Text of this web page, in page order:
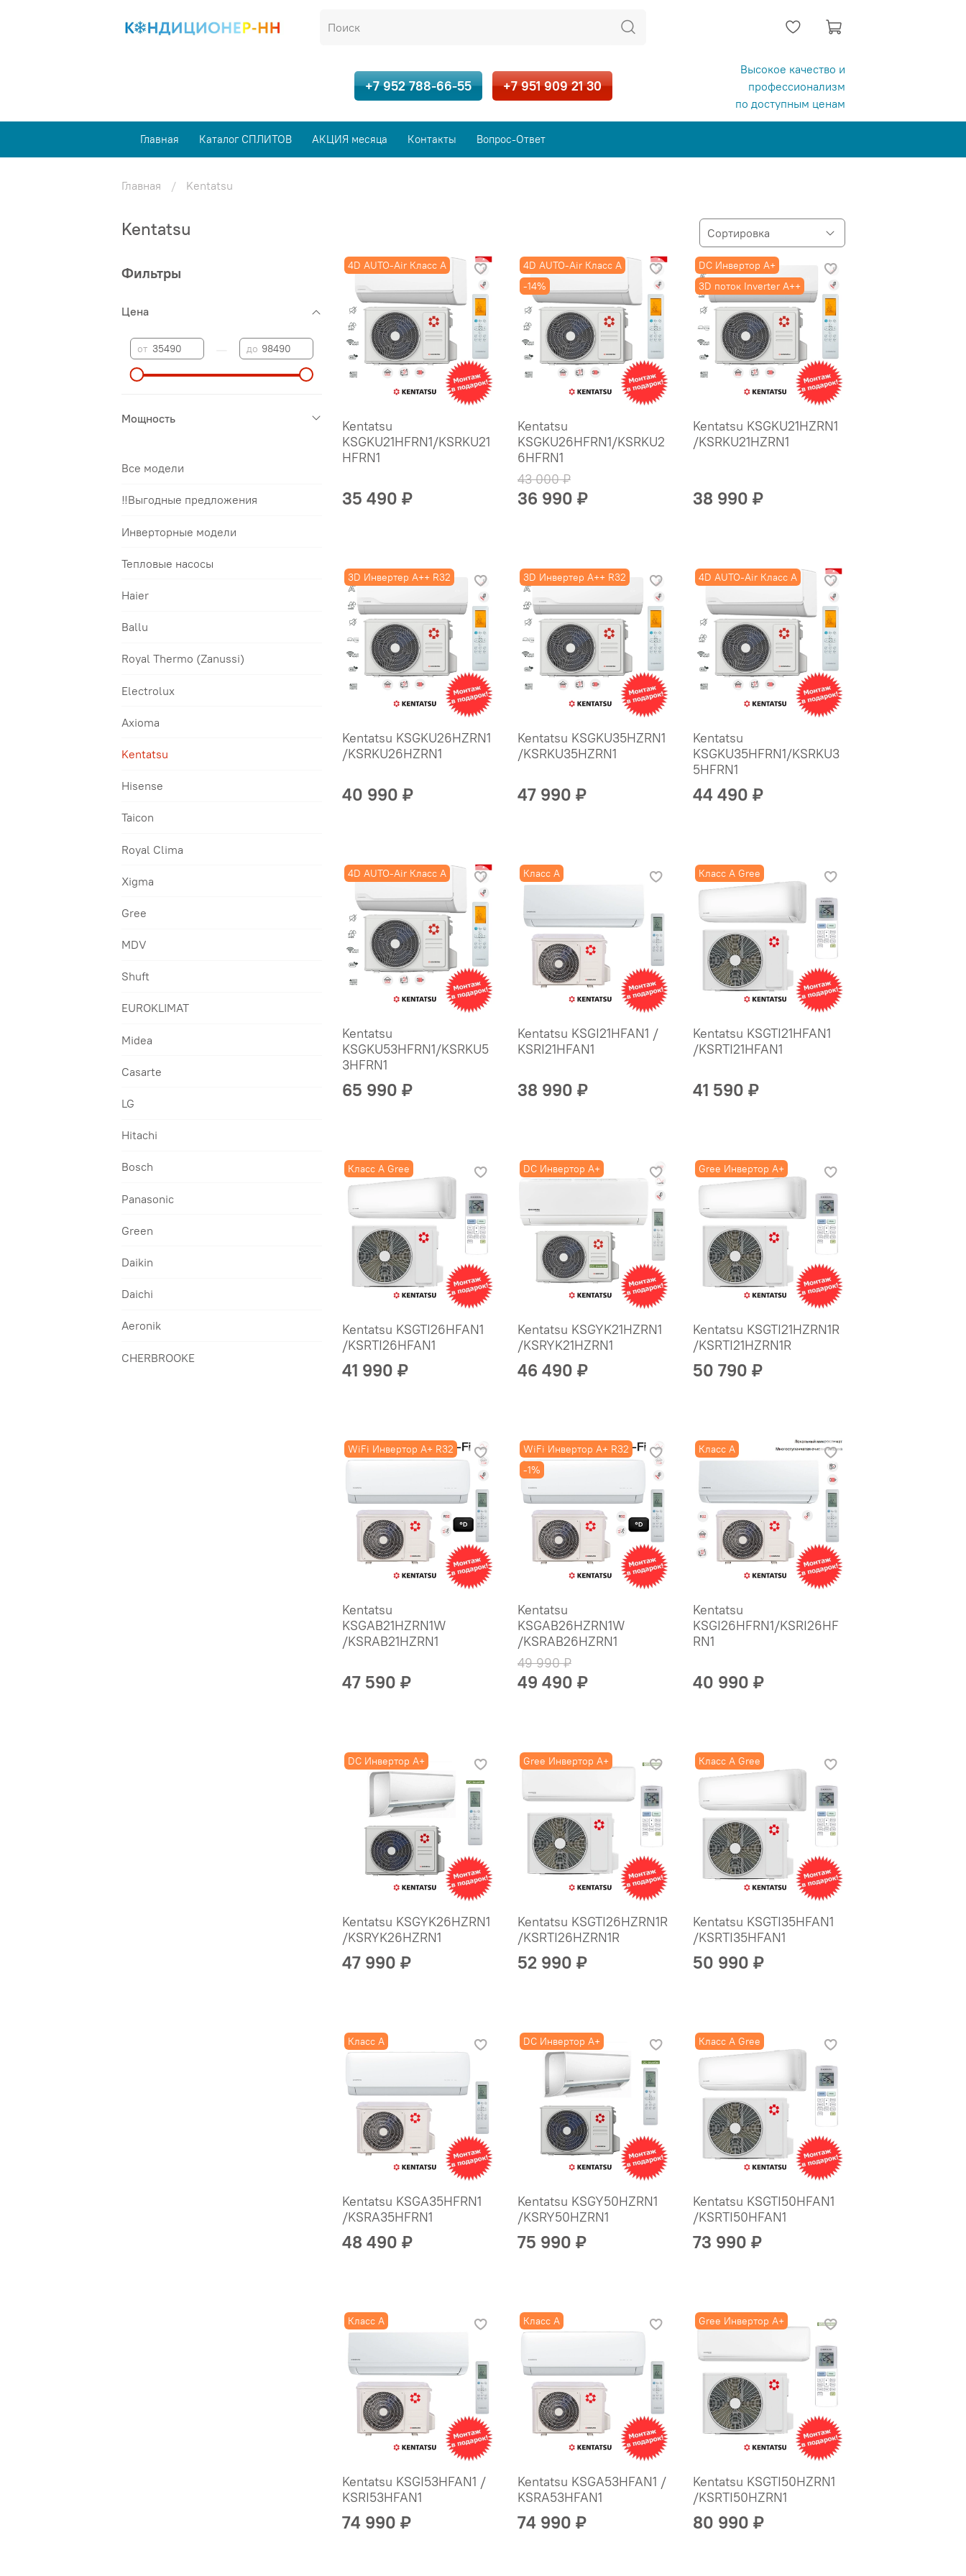
+7 952 788-66-55 +7 951 909 21 30
Высокое качество и
профессионализм
по доступным ценам
Главная Каталог СПЛИТОВ АКЦИЯ месяца Контакты Вопрос-Ответ
Главная Kentatsu
Kentatsu
4D AUTO-Air Класс А
Kentatsu
KSGKU21HFRN1/KSRKU21
HFRN1
35 490 ₽
4D AUTO-Air Класс А
-14%
Kentatsu
KSGKU26HFRN1/KSRKU2
6HFRN1
43 000 ₽
36 990 ₽
DC Инвертор A+
3D поток Inverter А++
Kentatsu KSGKU21HZRN1
/KSRKU21HZRN1
38 990 ₽
3D Инвертер A++ R32
Kentatsu KSGKU26HZRN1
/KSRKU26HZRN1
40 990 ₽
3D Инвертер A++ R32
Kentatsu KSGKU35HZRN1
/KSRKU35HZRN1
47 990 ₽
4D AUTO-Air Класс А
Kentatsu
KSGKU35HFRN1/KSRKU3
5HFRN1
44 490 ₽
4D AUTO-Air Класс А
Kentatsu
KSGKU53HFRN1/KSRKU5
3HFRN1
65 990 ₽
Класс A
Kentatsu KSGI21HFAN1 /
KSRI21HFAN1
38 990 ₽
Класс A Gree
Kentatsu KSGTI21HFAN1
/KSRTI21HFAN1
41 590 ₽
Класс A Gree
Kentatsu KSGTI26HFAN1
/KSRTI26HFAN1
41 990 ₽
DC Инвертор A+
Kentatsu KSGYK21HZRN1
/KSRYK21HZRN1
46 490 ₽
Gree Инвертор A+
Kentatsu KSGTI21HZRN1R
/KSRTI21HZRN1R
50 790 ₽
WiFi Инвертор A+ R32
Kentatsu
KSGAB21HZRN1W
/KSRAB21HZRN1
47 590 ₽
WiFi Инвертор A+ R32
-1%
Kentatsu
KSGAB26HZRN1W
/KSRAB26HZRN1
49 990 ₽
49 490 ₽
Класс A
Kentatsu
KSGI26HFRN1/KSRI26HF
RN1
40 990 ₽
DC Инвертор A+
Kentatsu KSGYK26HZRN1
/KSRYK26HZRN1
47 990 ₽
Gree Инвертор A+
Kentatsu KSGTI26HZRN1R
/KSRTI26HZRN1R
52 990 ₽
Класс A Gree
Kentatsu KSGTI35HFAN1
/KSRTI35HFAN1
50 990 ₽
Класс A
Kentatsu KSGA35HFRN1
/KSRA35HFRN1
48 490 ₽
DC Инвертор A+
Kentatsu KSGY50HZRN1
/KSRY50HZRN1
75 990 ₽
Класс A Gree
Kentatsu KSGTI50HFAN1
/KSRTI50HFAN1
73 990 ₽
Класс A
Kentatsu KSGI53HFAN1 /
KSRI53HFAN1
74 990 ₽
Класс A
Kentatsu KSGA53HFAN1 /
KSRA53HFAN1
74 990 ₽
Gree Инвертор A+
Kentatsu KSGTI50HZRN1
/KSRTI50HZRN1
80 990 ₽
Фильтры
Цена
от до
Мощность
Все модели
‼️Выгодные предложения
Инверторные модели
Тепловые насосы
Haier
Ballu
Royal Thermo (Zanussi)
Electrolux
Axioma
Kentatsu
Hisense
Taicon
Royal Clima
Xigma
Gree
MDV
Shuft
EUROKLIMAT
Midea
Casarte
LG
Hitachi
Bosch
Panasonic
Green
Daikin
Daichi
Aeronik
CHERBROOKE